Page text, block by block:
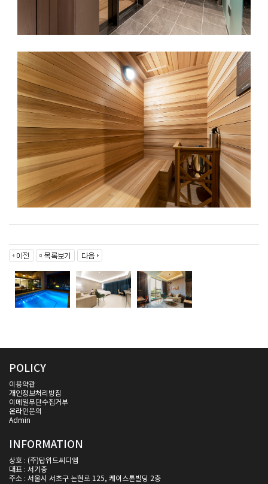
POLICY
이용약관
개인정보처리방침
이메일무단수집거부
온라인문의
Admin
INFORMATION
상호 : (주)탑위드씨디엠
대표 : 서기종
주소 : 서울시 서초구 논현로 125, 케이스톤빌딩 2층